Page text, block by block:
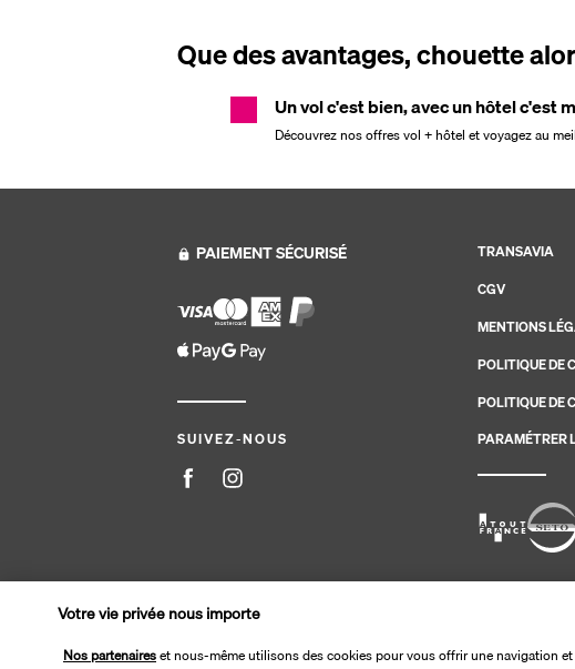
Que des avantages, chouette
Un vol c'est bien, avec un hôtel c'est
Découvrez nos offres vol + hôtel et voyagez au
PAIEMENT SÉCURISÉ
SUIVEZ-NOUS
TRANSAVIA
CGV
MENTIONS
POLITIQUE DE
POLITIQUE DE
PARAMÉTRER
Site édité par PerfectStay.com en partenariat avec Transavia. Les
Votre vie privée nous importe
Nos partenaireset nous-même utilisons des cookies pour vous offrir une navigation